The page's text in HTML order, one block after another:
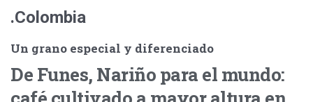
.Colombia
Un grano especial y diferenciado
De Funes, Nariño para el mundo: